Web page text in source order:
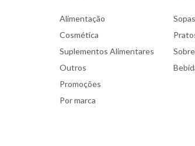
Alimentação
Cosmética
Suplementos Alimentares
Outros
Promoções
Por marca